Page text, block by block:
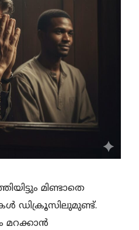
മിണ്ടാതെ
ഡിക്രൂസിലുമുണ്ട്.
മറക്കാൻ